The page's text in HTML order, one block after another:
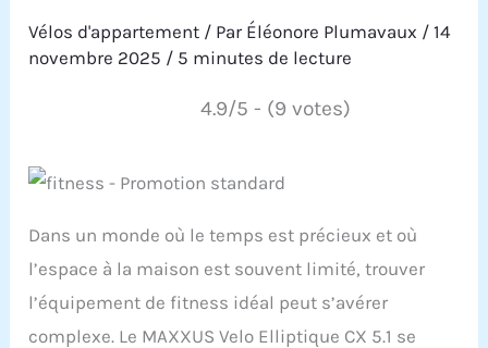
Vélos d'appartement / Par Éléonore Plumavaux /14
novembre 2025 / 5 minutes de lecture
4.9/5 - (9 votes)
Dans un monde où le temps est précieux et où
l’espace à la maison est souvent limité, trouver
l’équipement de fitness idéal peut s’avérer
complexe. Le MAXXUS Velo Elliptique CX 5.1 se